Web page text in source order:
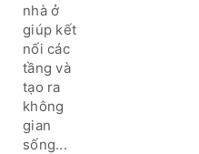
mỹ
nhà ở
giúp kết
nối các
tầng và
tạo ra
không
gian
sống...